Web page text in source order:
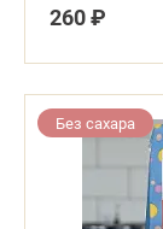
260 ₽
Без сахара